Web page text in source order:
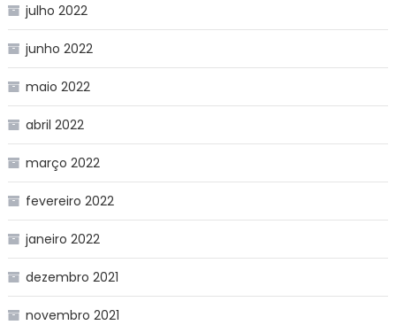
julho 2022
junho 2022
maio 2022
abril 2022
março 2022
fevereiro 2022
janeiro 2022
dezembro 2021
novembro 2021